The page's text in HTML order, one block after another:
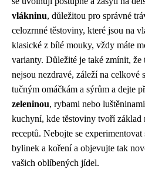
vlákninu, důležitou pro správné
celozrnné těstoviny, které jsou na
klasické z bílé mouky, vždy máte
varianty. Důležité je také zmínit, že
nejsou nezdravé, záleží na celkové
tučným omáčkám a sýrům a dejte
zeleninou, rybami nebo
kuchyní, kde těstoviny tvoří základ
receptů. Nebojte se
bylinek a koření a objevujte tak
vašich oblíbených jídel.